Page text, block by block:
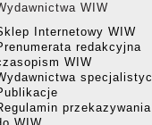
WIW
Internetowy WIW
redakcyjna
WIW